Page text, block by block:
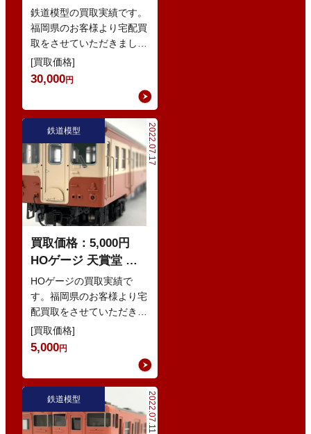
電車 鉄道模型
鉄道模型の買取実績です。
福岡県のお客様より宅配買
取をさせていただきまし
た。 ずっとしまい込んで
いて、外箱にホコリもかぶ
[買取価格]
30,000円
2022.07.17
鉄道模型
買取価格：5,000円
HOゲージ 天賞堂 カ
スタム・サウンドシス
テム搭載車 キハ52形
Tenshodo 鉄道模型
HOゲージの買取実績で
す。福岡県のお客様より宅
配買取をさせていただきま
した。 大切にされてきた
お品物をお譲りいただきま
[買取価格]
5,000円
2022.07.11
鉄道模型